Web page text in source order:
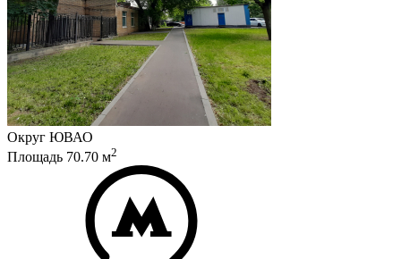
Округ ЮВАО
Площадь 70.70 м2